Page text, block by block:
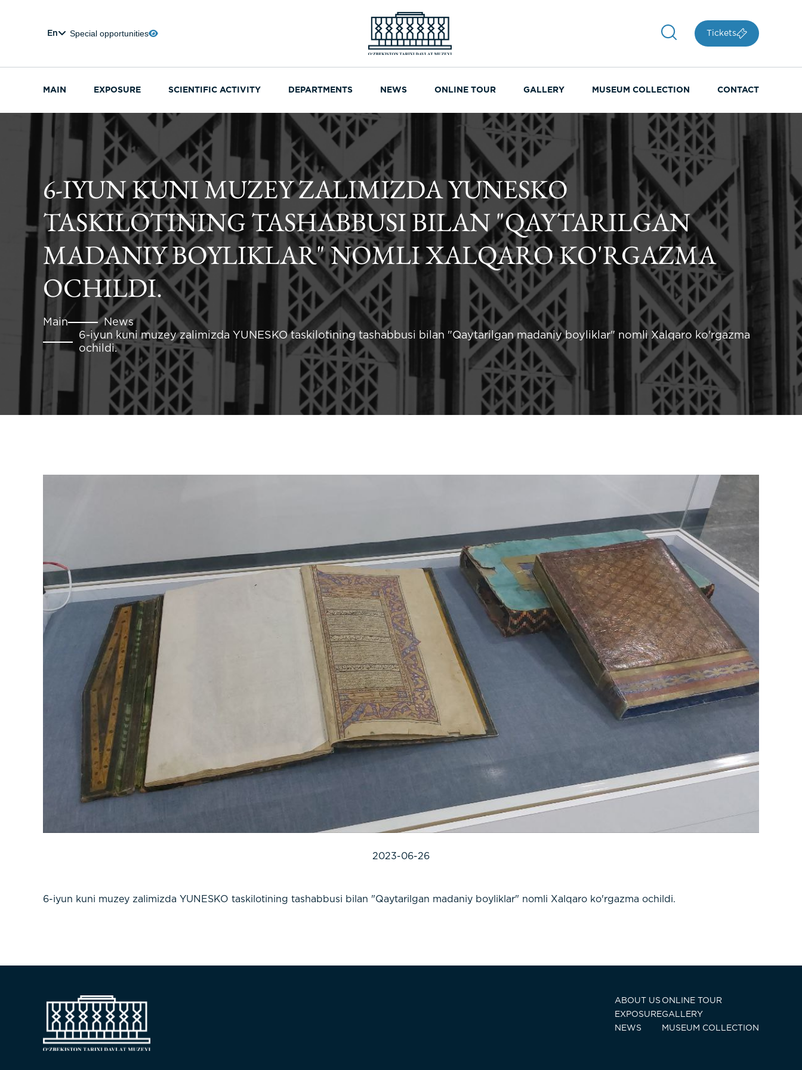
En Special opportunities Tickets
MAIN EXPOSURE SCIENTIFIC ACTIVITY DEPARTMENTS NEWS ONLINE TOUR GALLERY MUSEUM COLLECTION CONTACT
6-IYUN KUNI MUZEY ZALIMIZDA YUNESKO
TASKILOTINING TASHABBUSI BILAN "QAYTARILGAN
MADANIY BOYLIKLAR" NOMLI XALQARO KO'RGAZMA
OCHILDI.
Main
News
6-iyun kuni muzey zalimizda YUNESKO taskilotining tashabbusi bilan "Qaytarilgan madaniy boyliklar" nomli Xalqaro ko'rgazma
ochildi.
2023-06-26
6-iyun kuni muzey zalimizda YUNESKO taskilotining tashabbusi bilan "Qaytarilgan madaniy boyliklar" nomli Xalqaro ko'rgazma ochildi.
ABOUT US
EXPOSURE
NEWS
ONLINE TOUR
GALLERY
MUSEUM COLLECTION